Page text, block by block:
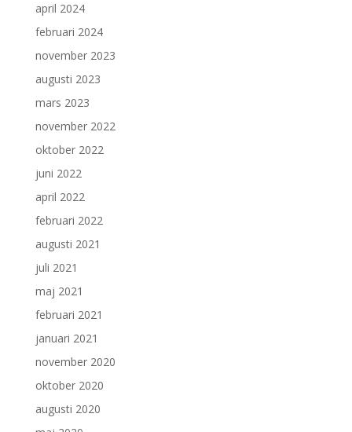
april 2024
februari 2024
november 2023
augusti 2023
mars 2023
november 2022
oktober 2022
juni 2022
april 2022
februari 2022
augusti 2021
juli 2021
maj 2021
februari 2021
januari 2021
november 2020
oktober 2020
augusti 2020